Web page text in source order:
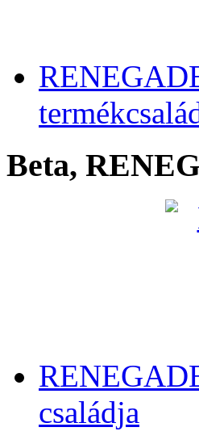
Beta,
családja